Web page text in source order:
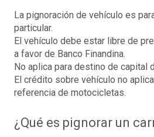
La pignoración de vehículo es
particular.
El vehículo debe estar libre de
a favor de Banco Finandina.
No aplica para destino de capital
El crédito sobre vehículo no
referencia de motocicletas.
¿Qué es pignorar un